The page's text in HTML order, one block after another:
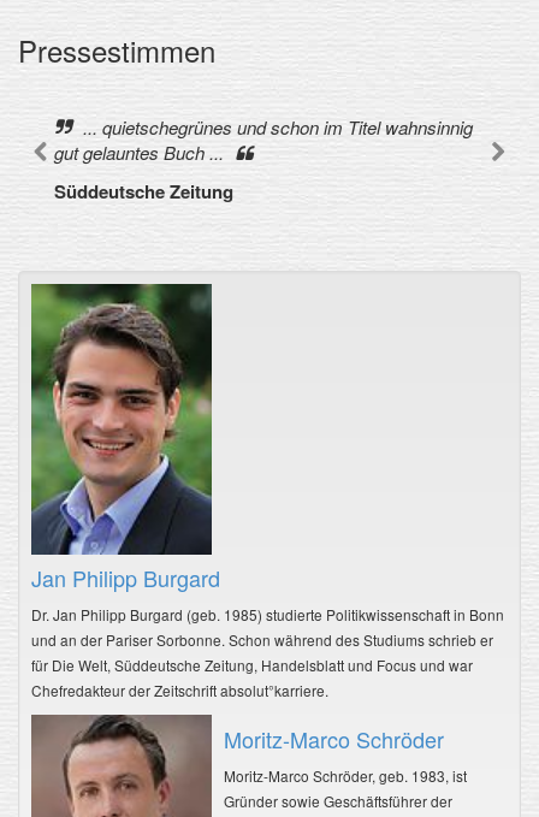
Pressestimmen
... quietschegrünes und schon im Titel wahnsinnig
gut gelauntes Buch ...
Süddeutsche Zeitung
Jan Philipp Burgard
Dr. Jan Philipp Burgard (geb. 1985) studierte Politikwissenschaft in Bonn
und an der Pariser Sorbonne. Schon während des Studiums schrieb er
für Die Welt, Süddeutsche Zeitung, Handelsblatt und Focus und war
Chefredakteur der Zeitschrift absolut°karriere.
Moritz-Marco Schröder
Moritz-Marco Schröder, geb. 1983, ist
Gründer sowie Geschäftsführer der